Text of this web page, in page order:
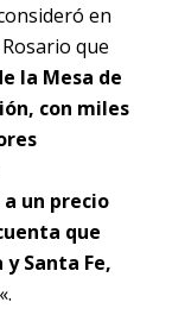
en
que
la Mesa de
con miles
un precio
que
Santa Fe,